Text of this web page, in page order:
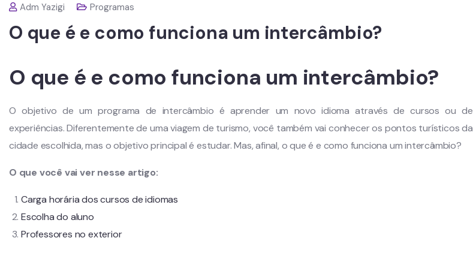
Adm Yazigi Programas
O que é e como funciona um intercâmbio?
O que é e como funciona um intercâmbio?
O objetivo de um programa de intercâmbio é aprender um novo idioma através de cursos ou de
experiências. Diferentemente de uma viagem de turismo, você também vai conhecer os pontos turísticos da
cidade escolhida, mas o objetivo principal é estudar. Mas, afinal, o que é e como funciona um intercâmbio?
O que você vai ver nesse artigo:
Carga horária dos cursos de idiomas
Escolha do aluno
Professores no exterior